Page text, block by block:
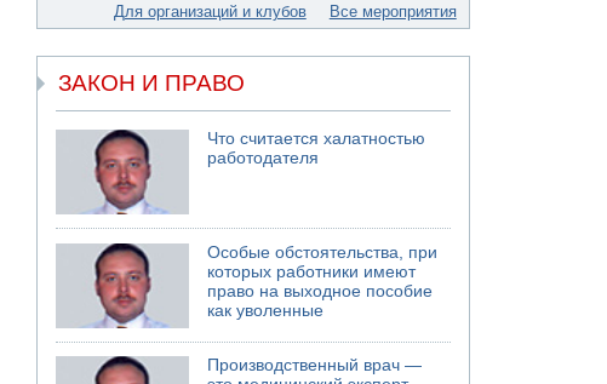
Для организаций и клубов Все мероприятия
ЗАКОН И ПРАВО
Что считается халатностью
работодателя
Особые обстоятельства, при
которых работники имеют
право на выходное пособие
как уволенные
Производственный врач —